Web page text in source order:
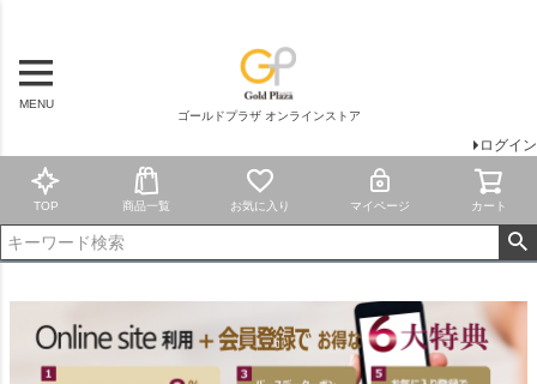
MENU
ゴールドプラザ オンラインストア
ログイン
TOP 商品一覧 お気に入り マイページ カート